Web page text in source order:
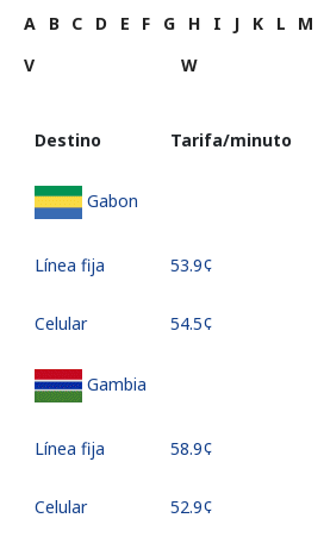
A B C D E F G H I J K L M
V
W
Destino Tarifa/minuto
Gabon
Línea fija ⁦53.9¢⁩
Celular ⁦54.5¢⁩
Gambia
Línea fija ⁦58.9¢⁩
Celular ⁦52.9¢⁩